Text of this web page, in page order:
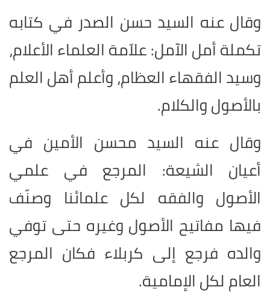
وقال عنه السيد حسن الصدر في كتابه
تكملة أمل الآمل: علاّمة العلماء الأعلام،
وسيد الفقهاء العظام، وأعلم أهل العلم
بالأصول والكلام.
وقال عنه السيد محسن الأمين في
أعيان الشيعة: المرجع في علمي
الأصول والفقه لكل علمائنا وصنّف
فيها مفاتيح الأصول وغيره حتى توفي
والده فرجع إلى كربلاء فكان المرجع
العام لكل الإمامية.